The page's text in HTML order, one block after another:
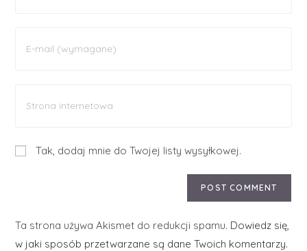
Tak, dodaj mnie do Twojej listy wysyłkowej.
Ta strona używa Akismet do redukcji spamu. Dowiedz się,
w jaki sposób przetwarzane są dane Twoich komentarzy.